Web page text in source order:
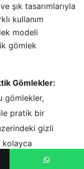
şık tasarımlarıyla
kullanım
modeli
gömlek
Gömlekler:
gömlekler,
pratik bir
gizli
kolayca